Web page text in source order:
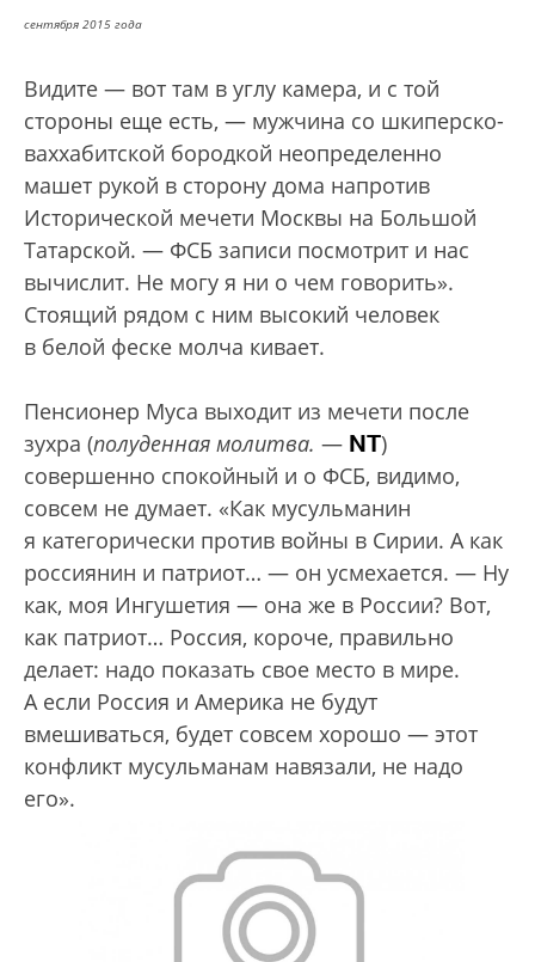
сентября 2015 года
Видите — вот там в углу камера, и с той
стороны еще есть, — мужчина со шкиперско-
ваххабитской бородкой неопределенно
машет рукой в сторону дома напротив
Исторической мечети Москвы на Большой
Татарской. — ФСБ записи посмотрит и нас
вычислит. Не могу я ни о чем говорить».
Стоящий рядом с ним высокий человек
в белой феске молча кивает.
Пенсионер Муса выходит из мечети после
зухра (полуденная молитва. — NT)
совершенно спокойный и о ФСБ, видимо,
совсем не думает. «Как мусульманин
я категорически против войны в Сирии. А как
россиянин и патриот… — он усмехается. — Ну
как, моя Ингушетия — она же в России? Вот,
как патриот… Россия, короче, правильно
делает: надо показать свое место в мире.
А если Россия и Америка не будут
вмешиваться, будет совсем хорошо — этот
конфликт мусульманам навязали, не надо
его».